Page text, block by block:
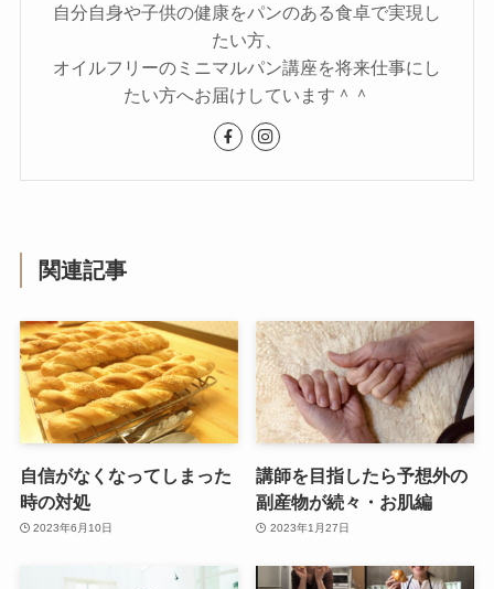
自分自身や子供の健康をパンのある食卓で実現し
たい方、
オイルフリーのミニマルパン講座を将来仕事にし
たい方へお届けしています＾＾
関連記事
自信がなくなってしまった
時の対処
2023年6月10日
講師を目指したら予想外の
副産物が続々・お肌編
2023年1月27日